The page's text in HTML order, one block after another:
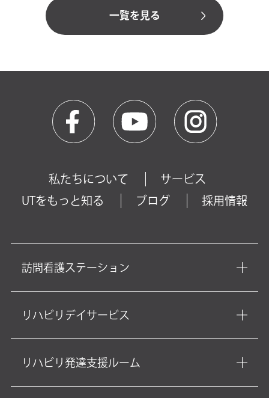
一覧を見る
私たちについて
サービス
UTをもっと知る
ブログ 採用情報
訪問看護ステーション
リハビリデイサービス
リハビリ発達支援ルーム